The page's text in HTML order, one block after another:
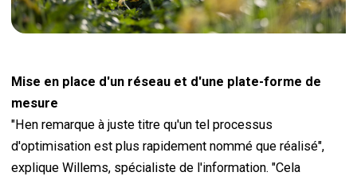
Mise en place d'un réseau et d'une plate-forme de
mesure
"Hen remarque à juste titre qu'un tel processus
d'optimisation est plus rapidement nommé que réalisé",
explique Willems, spécialiste de l'information. "Cela